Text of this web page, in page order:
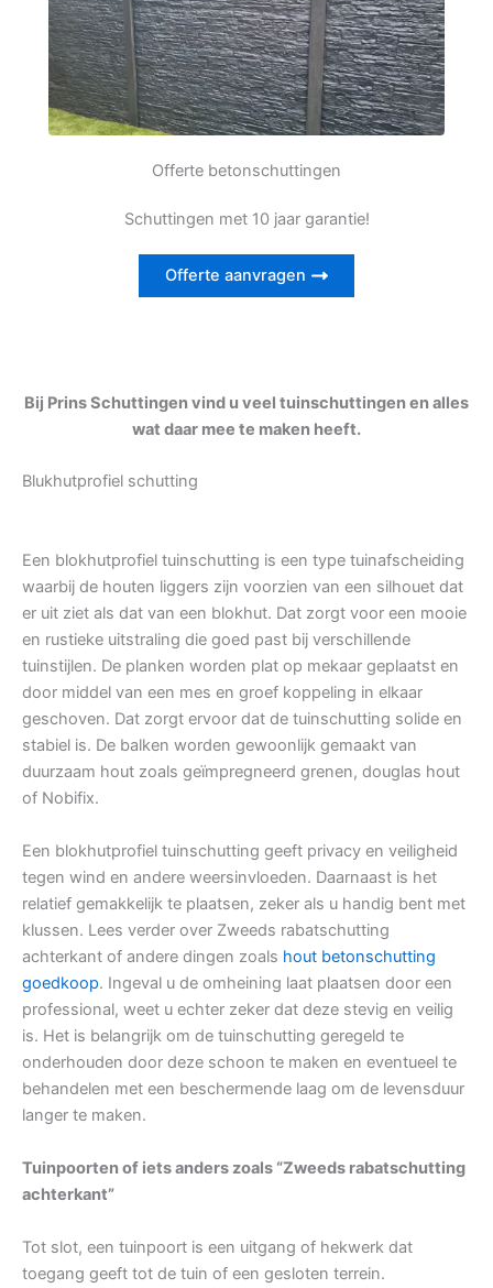
Offerte betonschuttingen
Schuttingen met 10 jaar garantie!
Offerte aanvragen
Bij Prins Schuttingen vind u veel tuinschuttingen en alles
wat daar mee te maken heeft.
Blukhutprofiel schutting
Een blokhutprofiel tuinschutting is een type tuinafscheiding
waarbij de houten liggers zijn voorzien van een silhouet dat
er uit ziet als dat van een blokhut. Dat zorgt voor een mooie
en rustieke uitstraling die goed past bij verschillende
tuinstijlen. De planken worden plat op mekaar geplaatst en
door middel van een mes en groef koppeling in elkaar
geschoven. Dat zorgt ervoor dat de tuinschutting solide en
stabiel is. De balken worden gewoonlijk gemaakt van
duurzaam hout zoals geïmpregneerd grenen, douglas hout
of Nobifix.
Een blokhutprofiel tuinschutting geeft privacy en veiligheid
tegen wind en andere weersinvloeden. Daarnaast is het
relatief gemakkelijk te plaatsen, zeker als u handig bent met
klussen. Lees verder over Zweeds rabatschutting
achterkant of andere dingen zoals hout betonschutting
goedkoop. Ingeval u de omheining laat plaatsen door een
professional, weet u echter zeker dat deze stevig en veilig
is. Het is belangrijk om de tuinschutting geregeld te
onderhouden door deze schoon te maken en eventueel te
behandelen met een beschermende laag om de levensduur
langer te maken.
Tuinpoorten of iets anders zoals “Zweeds rabatschutting
achterkant”
Tot slot, een tuinpoort is een uitgang of hekwerk dat
toegang geeft tot de tuin of een gesloten terrein.